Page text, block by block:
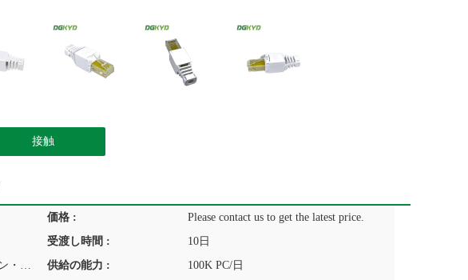
接触
価格 :
Please contact us to get the latest price.
受渡し時間 :
10日
T/T、D/P、D/A、L/C、ウェスタン・ユニオン、MoneyGram 供給の能力 : 100K PC/日